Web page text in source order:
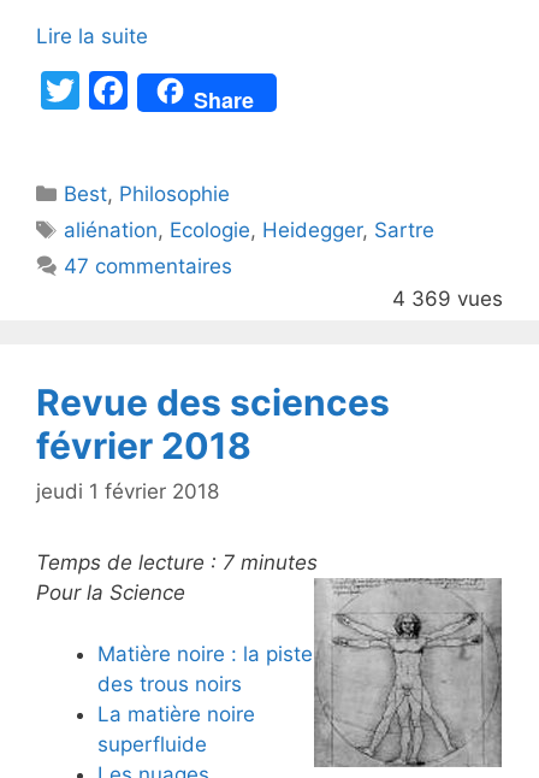
Lire la suite
T
er
F
a
e
b
o
Share
Catégories
Best, Philosophie
Étiquettes
aliénation, Ecologie, Heidegger, Sartre
47 commentaires
4 369 vues
Revue des sciences
février 2018
jeudi 1 février 2018
Temps de lecture : 7 minutes
Pour la Science
Matière noire : la piste
des trous noirs
La matière noire
superfluide